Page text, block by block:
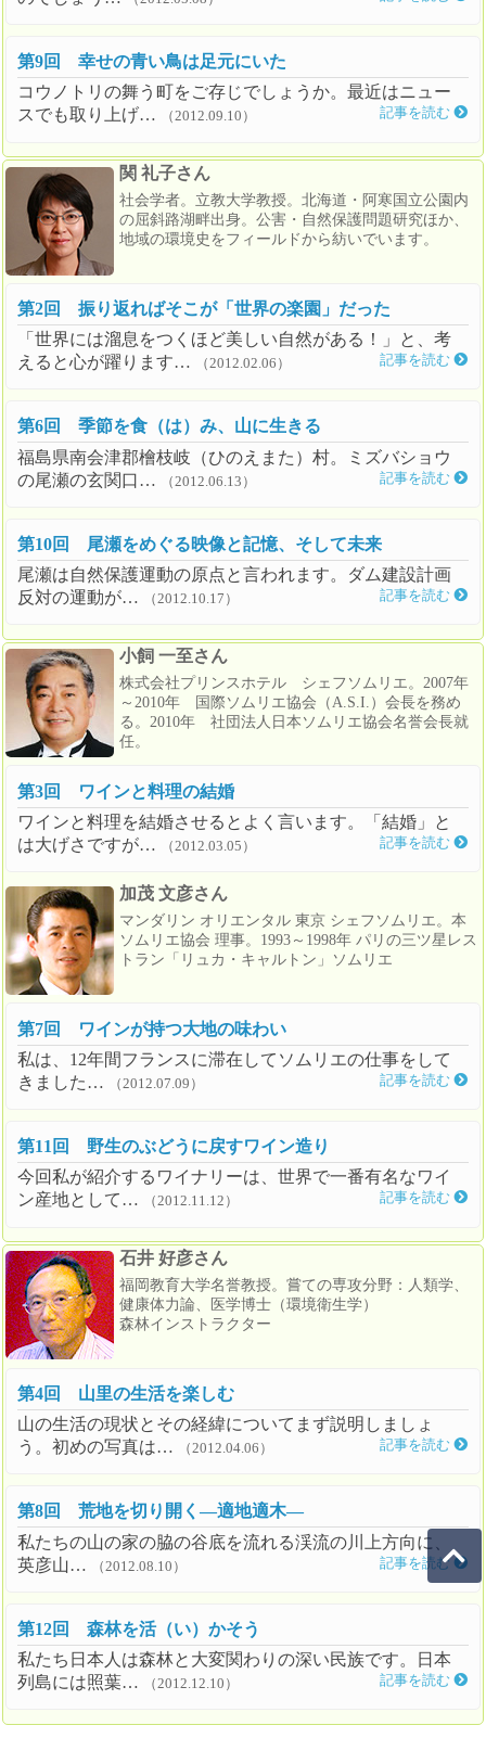
第9回 幸せの青い鳥は足元にいた
コウノトリの舞う町をご存じでしょうか。最近はニュー
スでも取り上げ…
（2012.09.10） 記事を読む
関 礼子さん
社会学者。立教大学教授。北海道・阿寒国立公園内
の屈斜路湖畔出身。公害・自然保護問題研究ほか、
地域の環境史をフィールドから紡いでいます。
第2回 振り返ればそこが「世界の楽園」だった
「世界には溜息をつくほど美しい自然がある！」と、考
えると心が躍ります…
（2012.02.06） 記事を読む
第6回 季節を食（は）み、山に生きる
福島県南会津郡檜枝岐（ひのえまた）村。ミズバショウ
の尾瀬の玄関口…
（2012.06.13） 記事を読む
第10回 尾瀬をめぐる映像と記憶、そして未来
尾瀬は自然保護運動の原点と言われます。ダム建設計画
反対の運動が…
（2012.10.17） 記事を読む
小飼 一至さん
株式会社プリンスホテル シェフソムリエ。2007年
～2010年 国際ソムリエ協会（A.S.I.）会長を務め
る。2010年 社団法人日本ソムリエ協会名誉会長就
任。
第3回 ワインと料理の結婚
ワインと料理を結婚させるとよく言います。「結婚」と
は大げさですが…
（2012.03.05） 記事を読む
加茂 文彦さん
マンダリン オリエンタル 東京 シェフソムリエ。本
ソムリエ協会 理事。1993～1998年 パリの三ツ星レス
トラン「リュカ・キャルトン」ソムリエ
第7回 ワインが持つ大地の味わい
私は、12年間フランスに滞在してソムリエの仕事をして
きました…
（2012.07.09） 記事を読む
第11回 野生のぶどうに戻すワイン造り
今回私が紹介するワイナリーは、世界で一番有名なワイ
ン産地として…
（2012.11.12） 記事を読む
石井 好彦さん
福岡教育大学名誉教授。嘗ての専攻分野：人類学、
健康体力論、医学博士（環境衛生学）
森林インストラクター
第4回 山里の生活を楽しむ
山の生活の現状とその経緯についてまず説明しましょ
う。初めの写真は…
（2012.04.06） 記事を読む
第8回 荒地を切り開く―適地適木―
私たちの山の家の脇の谷底を流れる渓流の川上方向に、
英彦山…
（2012.08.10） 記事を読む
第12回 森林を活（い）かそう
私たち日本人は森林と大変関わりの深い民族です。日本
列島には照葉…
（2012.12.10） 記事を読む